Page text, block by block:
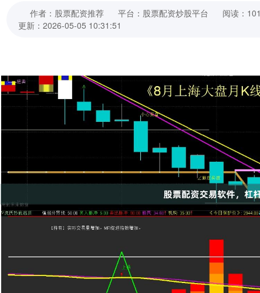
作者：股票配资推荐 平台：股票配资炒股平台
阅读：101
更新：2026-05-05 10:31:51